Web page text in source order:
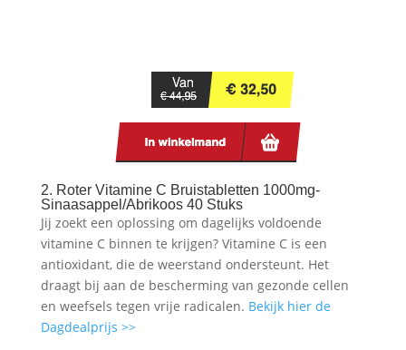
2. Roter Vitamine C Bruistabletten 1000mg-
Sinaasappel/Abrikoos 40 Stuks
Jij zoekt een oplossing om dagelijks voldoende
vitamine C binnen te krijgen? Vitamine C is een
antioxidant, die de weerstand ondersteunt. Het
draagt bij aan de bescherming van gezonde cellen
en weefsels tegen vrije radicalen. Bekijk hier de
Dagdealprijs >>